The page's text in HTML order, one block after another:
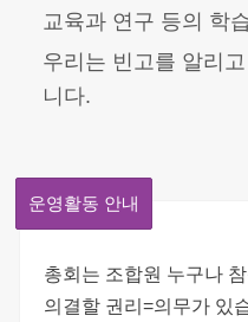
교육과 연구 등의 학
우리는 빈고를 알리
니다.
운영활동 안내
총회는 조합원 누구나
의결할 권리=의무가 있